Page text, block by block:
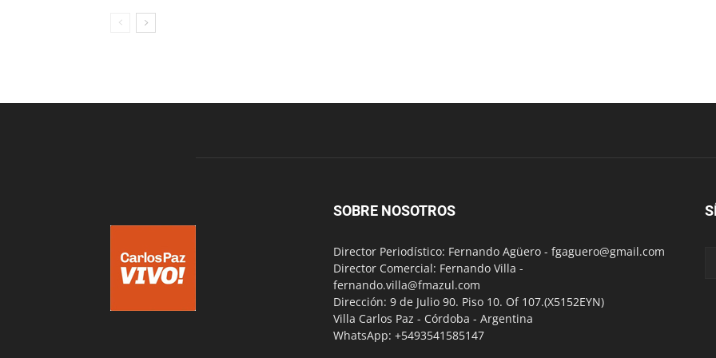
SOBRE NOSOTROS
Director Periodístico: Fernando Agüero - fgaguero@gmail.com
Director Comercial: Fernando Villa -
fernando.villa@fmazul.com
Dirección: 9 de Julio 90. Piso 10. Of 107.(X5152EYN)
Villa Carlos Paz - Córdoba - Argentina
WhatsApp: +5493541585147